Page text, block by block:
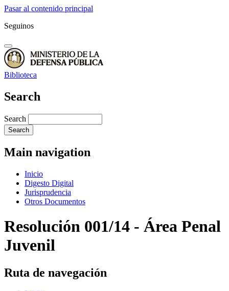
Pasar al contenido principal
Seguinos
Biblioteca
Search
Search
Main navigation
Inicio
Digesto Digital
Jurisprudencia
Otros Documentos
Resolución 001/14 - Área Penal
Juvenil
Ruta de navegación